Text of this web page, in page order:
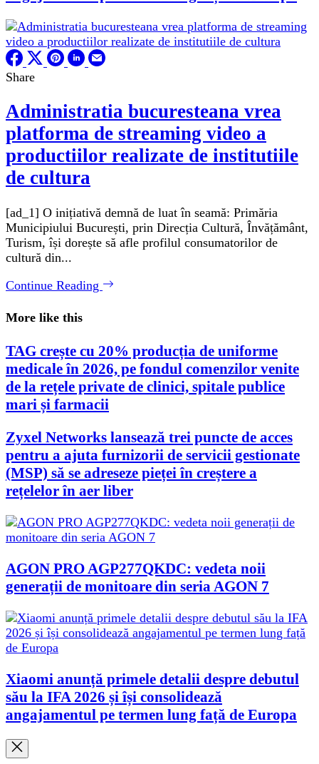
Share
Administratia bucuresteana vrea
platforma de streaming video a
productiilor realizate de institutiile
de cultura
[ad_1] O inițiativă demnă de luat în seamă: Primăria
Municipiului București, prin Direcția Cultură, Învățământ,
Turism, își dorește să afle profilul consumatorilor de
cultură din...
Continue Reading
More like this
TAG crește cu 20% producția de uniforme
medicale în 2026, pe fondul comenzilor venite
de la rețele private de clinici, spitale publice
mari și farmacii
Zyxel Networks lansează trei puncte de acces
pentru a ajuta furnizorii de servicii gestionate
(MSP) să se adreseze pieței în creștere a
rețelelor în aer liber
AGON PRO AGP277QKDC: vedeta noii
generații de monitoare din seria AGON 7
Xiaomi anunță primele detalii despre debutul
său la IFA 2026 și își consolidează
angajamentul pe termen lung față de Europa